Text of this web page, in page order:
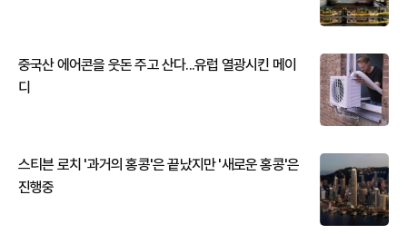
중국산 에어콘을 웃돈 주고 산다...유럽 열광시킨 메이
디
스티븐 로치 '과거의 홍콩'은 끝났지만 '새로운 홍콩'은
진행중